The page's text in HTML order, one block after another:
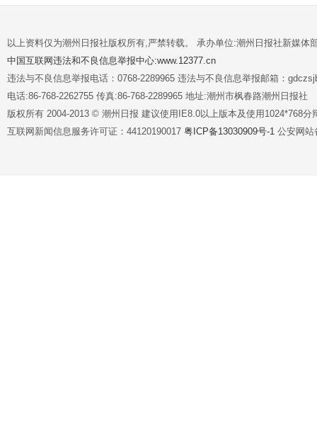
以上资料仅为潮州日报社版权所有,严禁转载。 承办单位:潮州日报社新媒体
中国互联网违法和不良信息举报中心:www.12377.cn
违法与不良信息举报电话：0768-2289965 违法与不良信息举报邮箱：
电话:86-768-2262755 传真:86-768-2289965 地址:潮州市枫春路潮州日报社
版权所有 2004-2013 © 潮州日报 建议使用IE8.0以上版本及使用1024*768分
互联网新闻信息服务许可证：44120190017 粤ICP备13030909号-1 公安网站